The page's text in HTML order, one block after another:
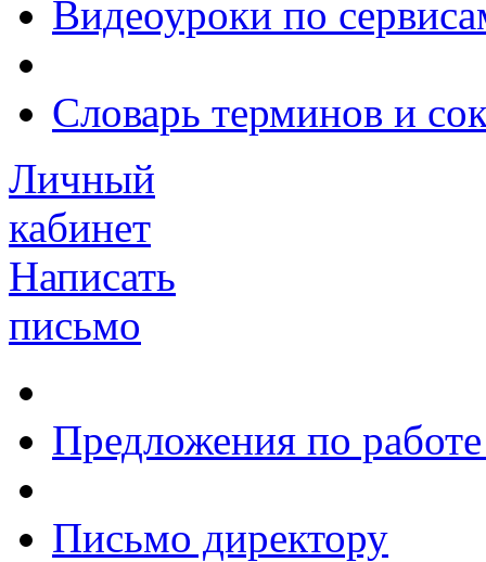
Видеоуроки по
Словарь терминов и
Личный
кабинет
Написать
письмо
Предложения по работе
Письмо директору